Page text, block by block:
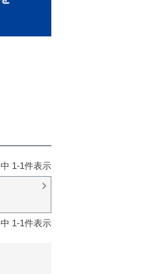
1-1件表示
1-1件表示